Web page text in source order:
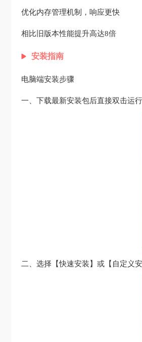
优化内存管理机制，响应更快
相比旧版本性能提升高达8倍
安装指南
电脑端安装步骤
一、下载最新安装包后直接双击运行
二、选择【快速安装】或【自定义